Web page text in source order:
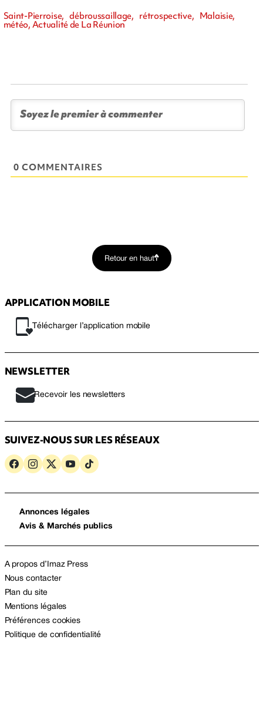
Saint-Pierroise, débroussaillage, rétrospective, Malaisie,
météo, Actualité de La Réunion
0 COMMENTAIRES
Retour en haut
APPLICATION MOBILE
Télécharger l’application mobile
NEWSLETTER
Recevoir les newsletters
SUIVEZ-NOUS SUR LES RÉSEAUX
Annonces légales
Avis & Marchés publics
A propos d’Imaz Press
Nous contacter
Plan du site
Mentions légales
Préférences cookies
Politique de confidentialité